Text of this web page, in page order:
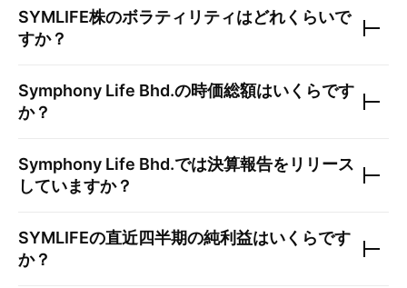
SYMLIFE株のボラティリティはどれくらいで
すか？
Symphony Life Bhd.の時価総額はいくらです
か？
Symphony Life Bhd.では決算報告をリリース
していますか？
SYMLIFEの直近四半期の純利益はいくらです
か？